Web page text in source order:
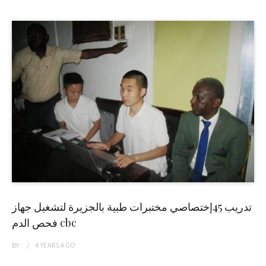
تدريب 45إختصاصي مختبرات طبية بالجزيرة لتشغيل جهاز
فحص الدم cbc
BY 4 YEARSAGO